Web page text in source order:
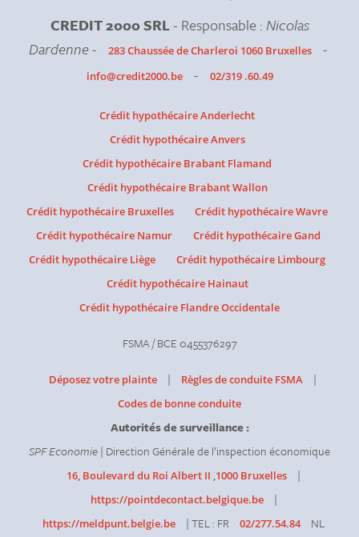
CREDIT 2000 SRL- Responsable :Nicolas
Dardenne- 283 Chaussée de Charleroi 1060 Bruxelles -
info@credit2000.be - 02/319 .60.49
Crédit hypothécaire Anderlecht
Crédit hypothécaire Anvers
Crédit hypothécaire Brabant Flamand
Crédit hypothécaire Brabant Wallon
Crédit hypothécaire Bruxelles
Crédit hypothécaire Wavre
Crédit hypothécaire Namur
Crédit hypothécaire Gand
Crédit hypothécaire Liège
Crédit hypothécaire Limbourg
Crédit hypothécaire Hainaut
Crédit hypothécaire Flandre Occidentale
FSMA / BCE 0455376297
Déposez votre plainte | Règles de conduite FSMA |
Codes de bonne conduite
Autorités de surveillance :
SPF Economie| Direction Générale de l’inspection économique
16, Boulevard du Roi Albert II ,1000 Bruxelles |
https://pointdecontact.belgique.be |
https://meldpunt.belgie.be | TEL : FR 02/277.54.84 NL